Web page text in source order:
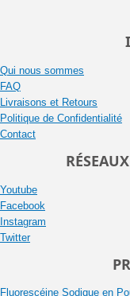
Qui nous sommes
FAQ
Livraisons et Retours
Politique de Confidentialité
Contact
Youtube
Facebook
Instagram
Twitter
Fluorescéine Sodique en